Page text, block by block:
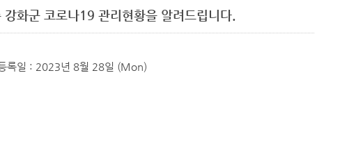
화군 코로나19 관리현황을 알려드립니다.
록일 : 2023년 8월 28일 (Mon)